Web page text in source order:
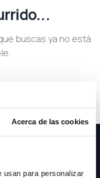
Acerca de las cookies
usan para personalizar
buscas ya no está